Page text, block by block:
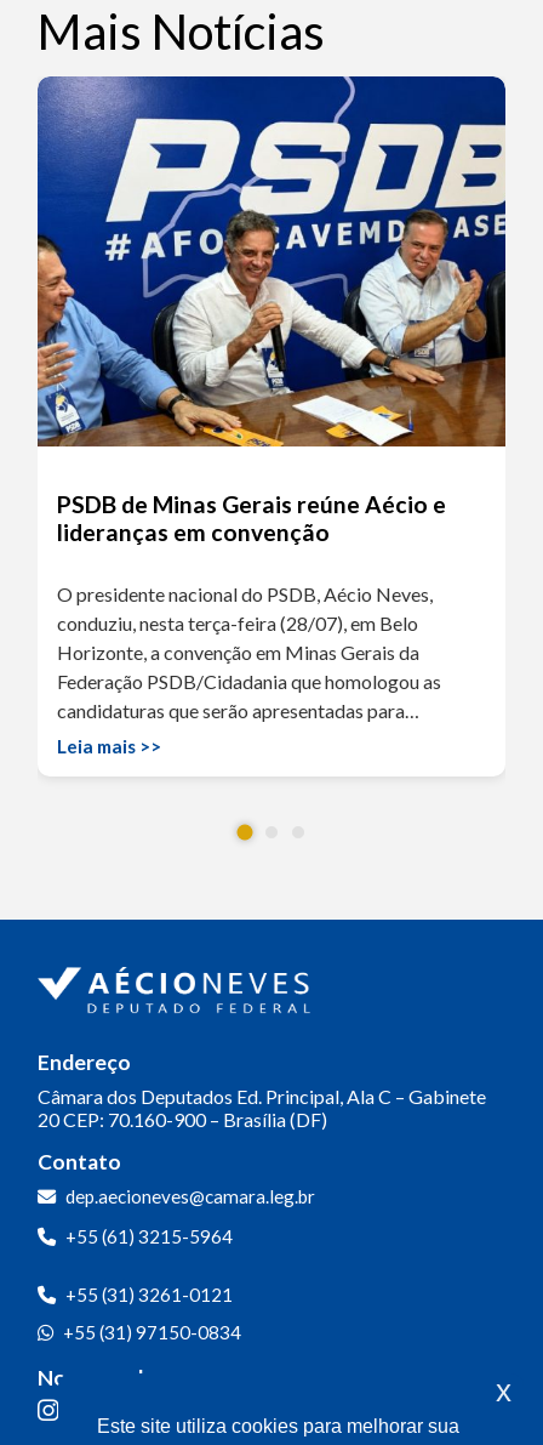
Mais Notícias
PSDB de Minas Gerais reúne Aécio e
lideranças em convenção
O presidente nacional do PSDB, Aécio Neves,
conduziu, nesta terça-feira (28/07), em Belo
Horizonte, a convenção em Minas Gerais da
Federação PSDB/Cidadania que homologou as
candidaturas que serão apresentadas para…
Leia mais >>
Endereço
Câmara dos Deputados Ed. Principal, Ala C – Gabinete
20CEP: 70.160-900 – Brasília (DF)
Contato
dep.aecioneves@camara.leg.br
+55 (61) 3215-5964
+55 (31) 3261-0121
+55 (31) 97150-0834
Nossas redes
Este site utiliza cookies para melhorar sua
x